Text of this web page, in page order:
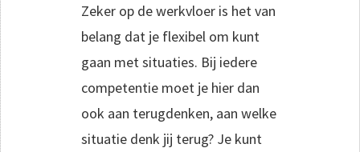
Zeker op de werkvloer is het van
belang dat je flexibel om kunt
gaan met situaties. Bij iedere
competentie moet je hier dan
ook aan terugdenken, aan welke
situatie denk jij terug? Je kunt